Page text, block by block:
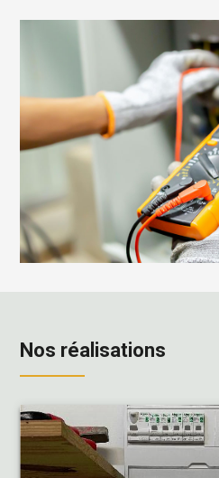
Nos réalisations